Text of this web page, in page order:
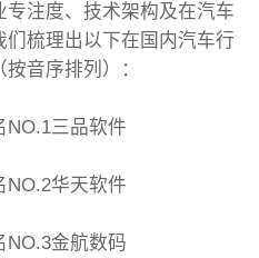
注度、技术架构及在汽车
梳理出以下在国内汽车行
音序排列）：
NO.1三品软件
NO.2华天软件
NO.3金航数码